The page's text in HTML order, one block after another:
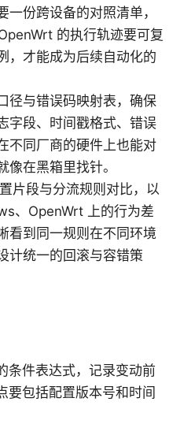
份跨设备的对照清单，
的执行轨迹要可复
，才能成为后续自动化的
径与错误码映射表，确保
字段、时间戳格式、错误
不同厂商的硬件上也能对
像在黑箱里找针。
片段与分流规则对比，以
、OpenWrt 上的行为差
看到同一规则在不同环境
计统一的回滚与容错策
条件表达式，记录变动前
要包括配置版本号和时间